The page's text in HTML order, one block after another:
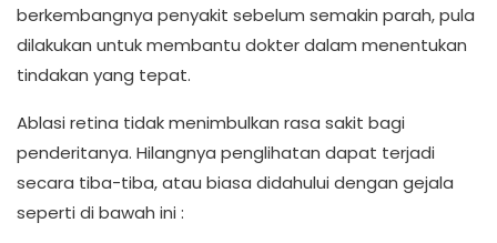
berkembangnya penyakit sebelum semakin parah, pula
dilakukan untuk membantu dokter dalam menentukan
tindakan yang tepat.
Ablasi retina tidak menimbulkan rasa sakit bagi
penderitanya. Hilangnya penglihatan dapat terjadi
secara tiba-tiba, atau biasa didahului dengan gejala
seperti di bawah ini :